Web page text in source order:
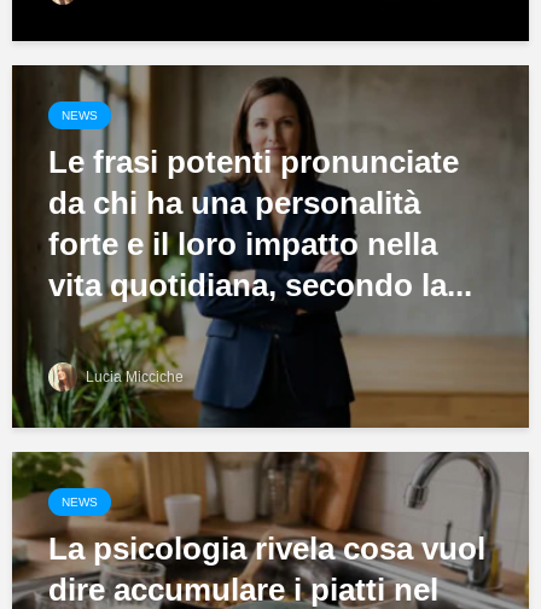
NEWS
Le frasi potenti pronunciate
da chi ha una personalità
forte e il loro impatto nella
vita quotidiana, secondo la...
Lucia Micciche
NEWS
La psicologia rivela cosa vuol
dire accumulare i piatti nel